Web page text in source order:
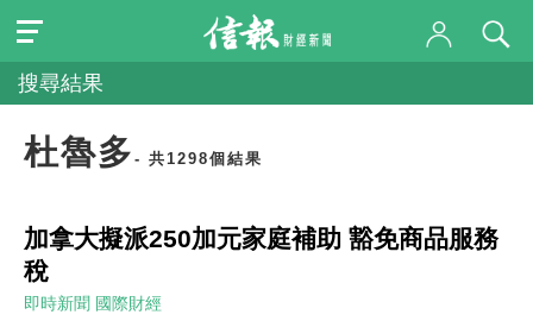
搜尋結果
杜魯多 - 共1298個結果
加拿大擬派250加元家庭補助 豁免商品服務
稅
即時新聞 國際財經